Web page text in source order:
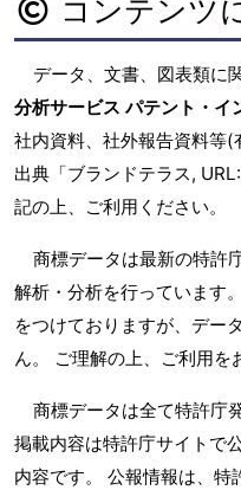
コンテンツ
データ、文書、図表類に
分析サービス パテント・イ
社内資料、社外報告資料等
出典「ブランドテラス, URL:
記の上、ご利用ください。
商標データは最新の特許
解析・分析を行っています
をつけておりますが、デー
ん。 ご理解の上、ご利用を
商標データは全て特許庁
掲載内容は特許庁サイトで
内容です。 公報情報は、特